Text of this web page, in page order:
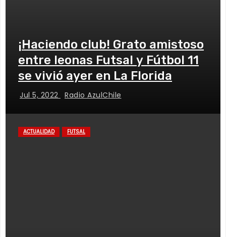
¡Haciendo club! Grato amistoso
entre leonas Futsal y Fútbol 11
se vivió ayer en La Florida
Jul 5, 2022 Radio AzulChile
ACTUALIDAD FUTSAL